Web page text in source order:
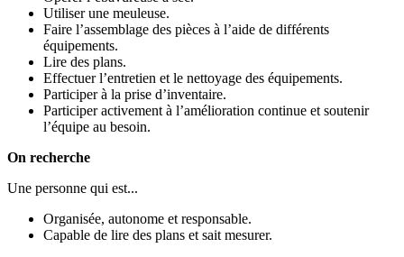
Utiliser une meuleuse.
Faire l’assemblage des pièces à l’aide de différents
équipements.
Lire des plans.
Effectuer l’entretien et le nettoyage des équipements.
Participer à la prise d’inventaire.
Participer activement à l’amélioration continue et soutenir
l’équipe au besoin.
On recherche
Une personne qui est...
Organisée, autonome et responsable.
Capable de lire des plans et sait mesurer.